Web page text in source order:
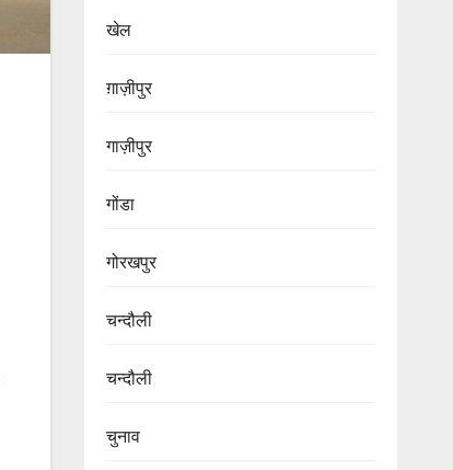
खेल
ग़ाज़ीपुर
गाज़ीपुर
गोंडा
गोरखपुर
चन्दौली
चन्दौली
चुनाव